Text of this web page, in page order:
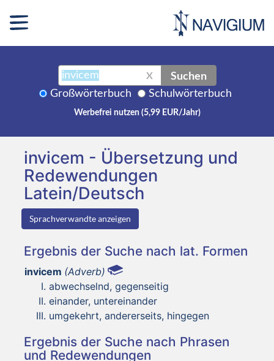
X Suchen
Großwörterbuch Schulwörterbuch
Werbefrei nutzen (5,99 EUR/Jahr)
invicem - Übersetzung und
Redewendungen
Latein/Deutsch
Sprachverwandte anzeigen
Ergebnis der Suche nach lat. Formen
invicem (Adverb)
abwechselnd, gegenseitig
einander, untereinander
umgekehrt, andererseits, hingegen
Ergebnis der Suche nach Phrasen
und Redewendungen